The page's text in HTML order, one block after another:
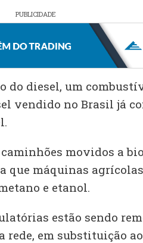
PUBLICIDADE
do diesel, um
vendido no Brasil já
movidos a
que máquinas
e etanol.
estão sendo
rede, em substituição